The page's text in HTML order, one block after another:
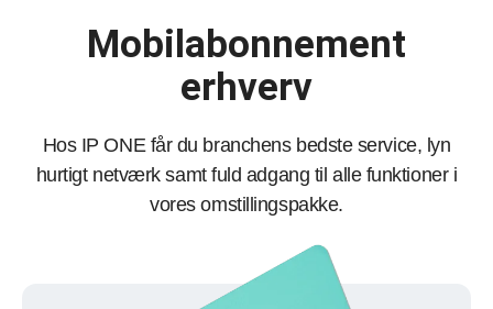
Mobilabonnement
erhverv
Hos IP ONE får du branchens bedste service, lyn
hurtigt netværk samt fuld adgang til alle funktioner i
vores omstillingspakke.